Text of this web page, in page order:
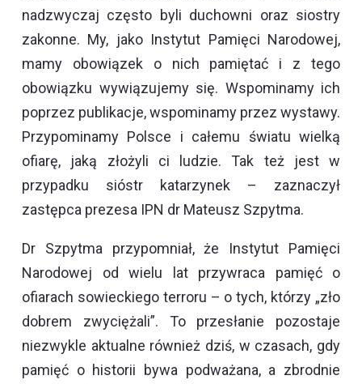
nadzwyczaj często byli duchowni oraz siostry
zakonne. My, jako Instytut Pamięci Narodowej,
mamy obowiązek o nich pamiętać i z tego
obowiązku wywiązujemy się. Wspominamy ich
poprzez publikacje, wspominamy przez wystawy.
Przypominamy Polsce i całemu światu wielką
ofiarę, jaką złożyli ci ludzie. Tak też jest w
przypadku sióstr katarzynek – zaznaczył
zastępca prezesa IPN dr Mateusz Szpytma.
Dr Szpytma przypomniał, że Instytut Pamięci
Narodowej od wielu lat przywraca pamięć o
ofiarach sowieckiego terroru – o tych, którzy „zło
dobrem zwyciężali”. To przesłanie pozostaje
niezwykle aktualne również dziś, w czasach, gdy
pamięć o historii bywa podważana, a zbrodnie